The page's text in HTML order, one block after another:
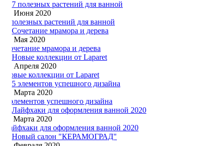
16 Июня 2020
7 полезных растений для ванной
21 Мая 2020
Сочетание мрамора и дерева
18 Апреля 2020
Новые коллекции от Laparet
26 Марта 2020
5 элементов успешного дизайна
11 Марта 2020
Лайфхаки для оформления ванной 2020